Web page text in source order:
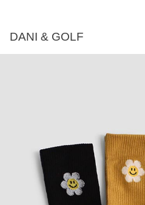
DANI & GOLF